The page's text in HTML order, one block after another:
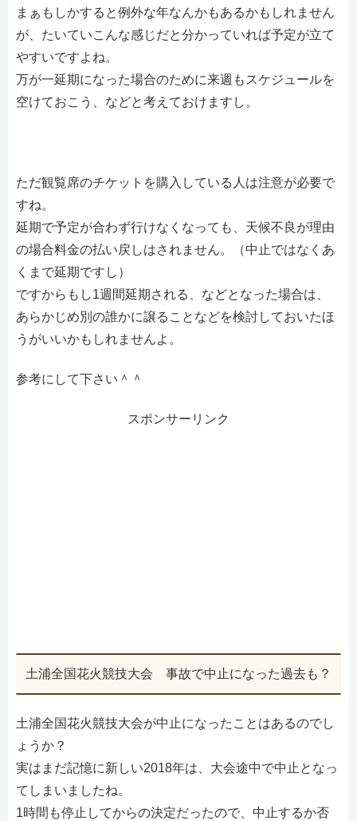
まぁもしかすると例外な年なんかもあるかもしれません
が、たいていこんな感じだと分かっていれば予定が立て
やすいですよね。
万が一延期になった場合のために来週もスケジュールを
空けておこう、などと考えておけますし。
ただ観覧席のチケットを購入している人は注意が必要で
すね。
延期で予定が合わず行けなくなっても、天候不良が理由
の場合料金の払い戻しはされません。（中止ではなくあ
くまで延期ですし）
ですからもし1週間延期される、などとなった場合は、
あらかじめ別の誰かに譲ることなどを検討しておいたほ
うがいいかもしれませんよ。
参考にして下さい＾＾
スポンサーリンク
土浦全国花火競技大会 事故で中止になった過去も？
土浦全国花火競技大会が中止になったことはあるのでし
ょうか？
実はまだ記憶に新しい2018年は、大会途中で中止となっ
てしまいましたね。
1時間も停止してからの決定だったので、中止するか否